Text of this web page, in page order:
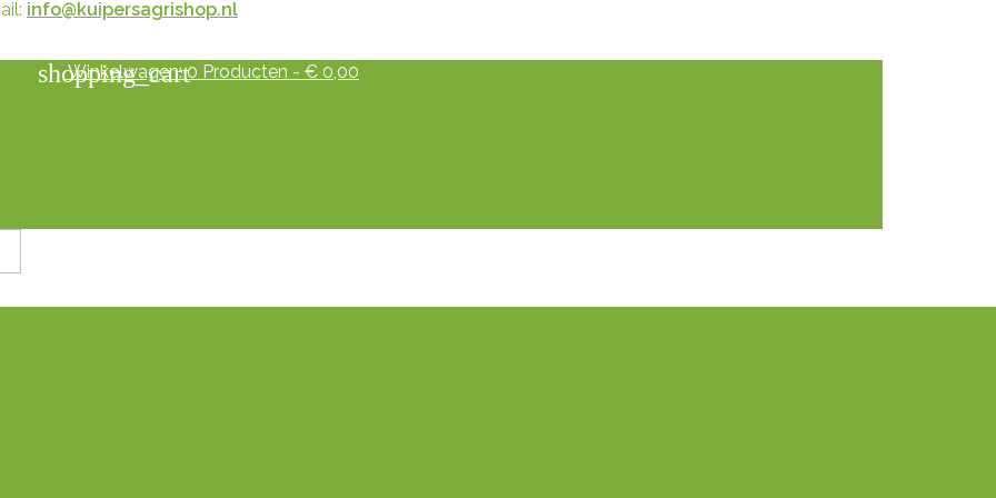
info@kuipersagrishop.nl
shopping_cart
Winkelwagen: 0 Producten - € 0,00